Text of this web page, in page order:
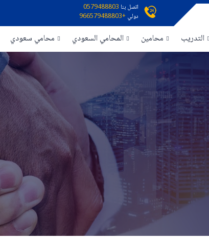
اتصل بنا 0579488803
دولي+966579488803
التدريب محامين المحامي السعودي محامي سعودي